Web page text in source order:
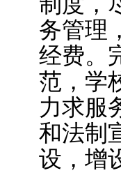
务管理
经费。
范，学
力求服
和法制
设，增